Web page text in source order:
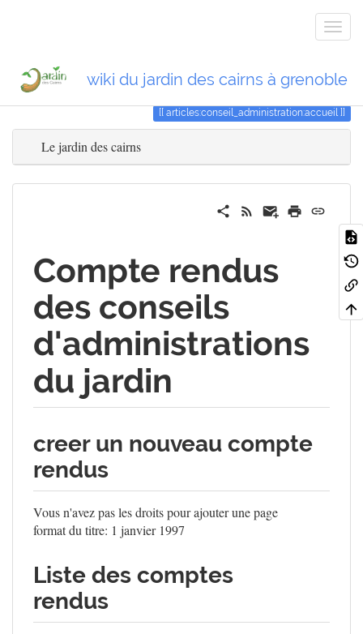
wiki du jardin des cairns à grenoble
Piste conseil_administration
articles:conseil_administration:accueil
Le jardin des cairns
Compte rendus
des conseils
d'administrations
du jardin
creer un nouveau compte
rendus
Vous n'avez pas les droits pour ajouter une page
format du titre: 1 janvier 1997
Liste des comptes
rendus